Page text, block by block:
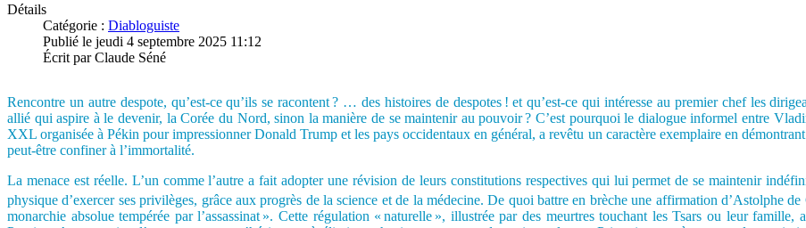
Détails
Catégorie : Diabloguiste
Publié le jeudi 4 septembre 2025 11:12
Écrit par Claude Séné
Rencontre un autre despote, qu’est-ce qu’ils se racontent ? … des histoires de despotes ! et qu’est-ce qui intéresse au premier chef les
allié qui aspire à le devenir, la Corée du Nord, sinon la manière de se maintenir au pouvoir ? C’est pourquoi le dialogue informel entre
XXL organisée à Pékin pour impressionner Donald Trump et les pays occidentaux en général, a revêtu un caractère exemplaire en
peut-être confiner à l’immortalité.
La menace est réelle. L’un comme l’autre a fait adopter une révision de leurs constitutions respectives qui lui permet de se maintenir
physique d’exercer ses privilèges, grâce aux progrès de la science et de la médecine. De quoi battre en brèche une affirmation d’Astolphe
monarchie absolue tempérée par l’assassinat ». Cette régulation « naturelle », illustrée par des meurtres touchant les Tsars ou leur